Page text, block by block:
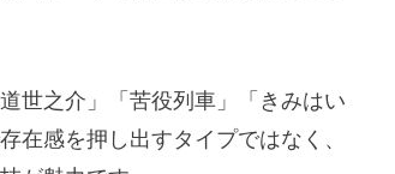
世之介」「苦役列車」「きみはい
在感を押し出すタイプではなく、